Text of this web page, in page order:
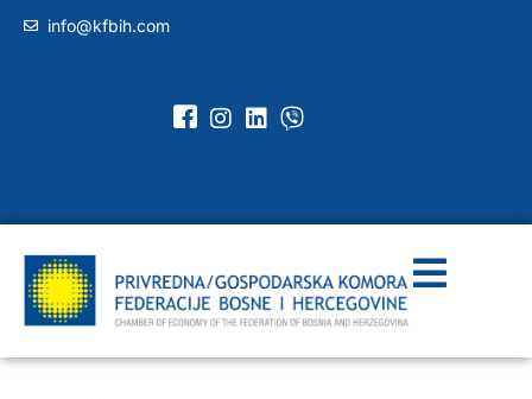
info@kfbih.com